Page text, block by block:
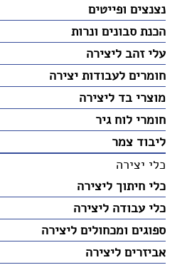
נצנצים ופייטים
הכנת סבונים ונרות
עלי זהב ליצירה
חומרים לעבודות יצירה
מוצרי בד ליצירה
חומרי לוח גיר
ליבוד צמר
כלי יצירה
כלי חיתוך ליצירה
כלי עבודה ליצירה
ספוגים ומכחולים ליצירה
אביזרים ליצירה